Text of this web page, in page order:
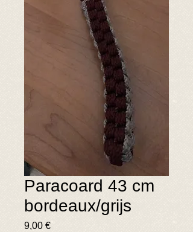
Paracoard 43 cm
bordeaux/grijs
9,00 €Preis